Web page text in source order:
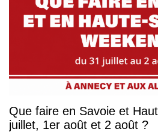
Que faire en Savoie et
juillet, 1er août et 2 août ?